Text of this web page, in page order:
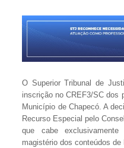
O Superior Tribunal de
inscrição no CREF3/SC dos
Município de Chapecó. A
Recurso Especial pelo
que cabe
magistério dos conteúdos